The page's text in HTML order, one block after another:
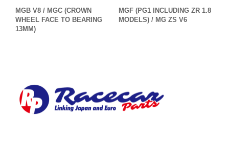
MGB V8 / MGC (CROWN
WHEEL FACE TO BEARING
13MM)
MGF (PG1 INCLUDING ZR 1.8
MODELS) / MG ZS V6